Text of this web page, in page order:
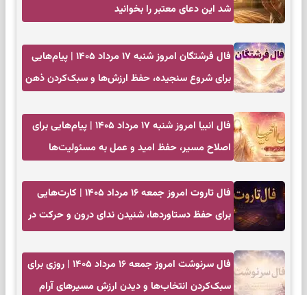
شد این دعای معتبر را بخوانید
فال فرشتگان امروز شنبه ۱۷ مرداد ۱۴۰۵ | پیام‌هایی
برای شروع سنجیده، حفظ ارزش‌ها و سبک‌کردن ذهن
فال انبیا امروز شنبه ۱۷ مرداد ۱۴۰۵ | پیام‌هایی برای
اصلاح مسیر، حفظ امید و عمل به مسئولیت‌ها
فال تاروت امروز جمعه ۱۶ مرداد ۱۴۰۵ | کارت‌هایی
برای حفظ دستاوردها، شنیدن ندای درون و حرکت در
فال سرنوشت امروز جمعه ۱۶ مرداد ۱۴۰۵ | روزی برای
سبک‌کردن انتخاب‌ها و دیدن ارزش مسیرهای آرام